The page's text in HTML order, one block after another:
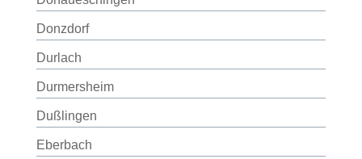
Donzdorf
Durlach
Durmersheim
Dußlingen
Eberbach